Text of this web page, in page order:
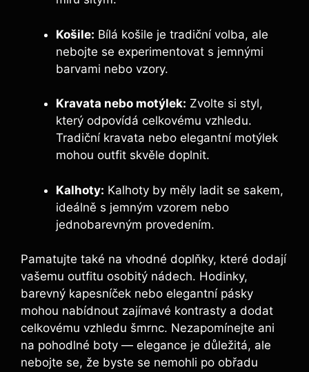
Košile: Bílá košile je tradiční volba, ale
nebojte se experimentovat s jemnými
barvami nebo vzory.
Kravata nebo motýlek: Zvolte si styl,
který odpovídá celkovému vzhledu.
Tradiční kravata nebo elegantní motýlek
mohou outfit skvěle doplnit.
Kalhoty: Kalhoty by měly ladit se sakem,
ideálně s jemným vzorem nebo
jednobarevným provedením.
Pamatujte také na vhodné doplňky, které dodají
vašemu outfitu osobitý nádech. Hodinky,
barevný kapesníček nebo elegantní pásky
mohou nabídnout zajímavé kontrasty a dodat
celkovému vzhledu šmrnc. Nezapomínejte ani
na pohodlné boty — elegance je důležitá, ale
nebojte se, že byste se nemohli po obřadu